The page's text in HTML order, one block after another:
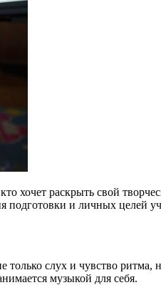
хочет раскрыть свой
подготовки и личных целей
слух и чувство ритма,
музыкой для себя.